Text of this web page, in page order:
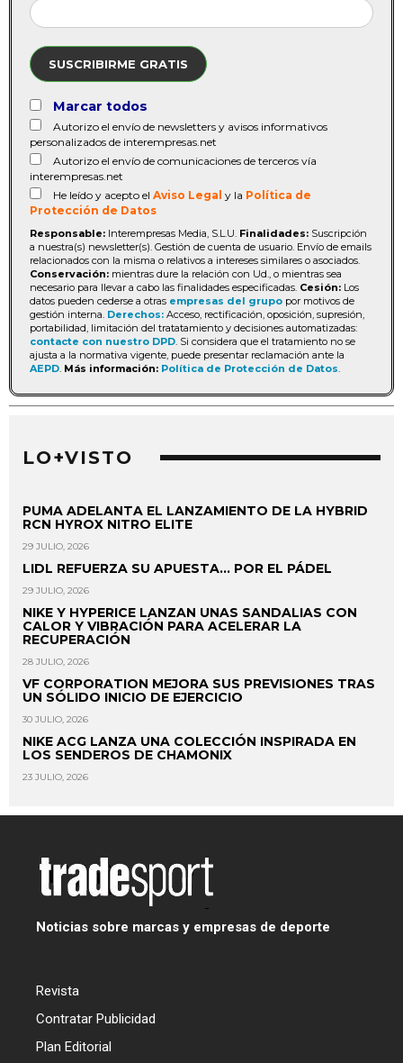
SUSCRIBIRME GRATIS
Marcar todos
Autorizo el envío de newsletters y avisos informativos
personalizados de interempresas.net
Autorizo el envío de comunicaciones de terceros vía
interempresas.net
He leído y acepto el Aviso Legal y la Política de
Protección de Datos
Responsable: Interempresas Media, S.L.U. Finalidades: Suscripción
a nuestra(s) newsletter(s). Gestión de cuenta de usuario. Envío de emails
relacionados con la misma o relativos a intereses similares o asociados.
Conservación: mientras dure la relación con Ud., o mientras sea
necesario para llevar a cabo las finalidades especificadas. Cesión: Los
datos pueden cederse a otras empresas del grupo por motivos de
gestión interna. Derechos: Acceso, rectificación, oposición, supresión,
portabilidad, limitación del tratatamiento y decisiones automatizadas:
contacte con nuestro DPD. Si considera que el tratamiento no se
ajusta a la normativa vigente, puede presentar reclamación ante la
AEPD. Más información: Política de Protección de Datos.
LO+VISTO
PUMA ADELANTA EL LANZAMIENTO DE LA HYBRID
RCN HYROX NITRO ELITE
29 JULIO, 2026
LIDL REFUERZA SU APUESTA... POR EL PÁDEL
29 JULIO, 2026
NIKE Y HYPERICE LANZAN UNAS SANDALIAS CON
CALOR Y VIBRACIÓN PARA ACELERAR LA
RECUPERACIÓN
28 JULIO, 2026
VF CORPORATION MEJORA SUS PREVISIONES TRAS
UN SÓLIDO INICIO DE EJERCICIO
30 JULIO, 2026
NIKE ACG LANZA UNA COLECCIÓN INSPIRADA EN
LOS SENDEROS DE CHAMONIX
23 JULIO, 2026
Noticias sobre marcas y empresas de deporte
Revista
Contratar Publicidad
Plan Editorial